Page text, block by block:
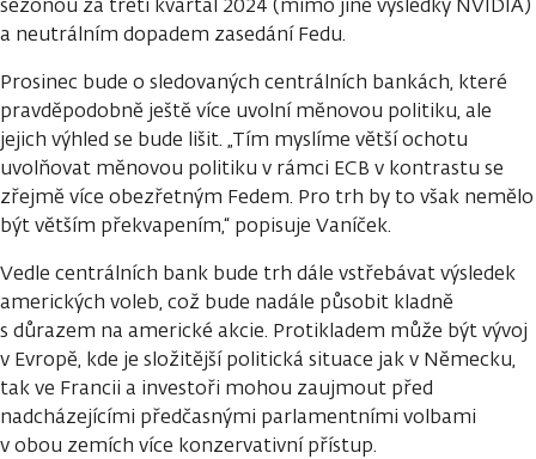
a neutrálním dopadem zasedání Fedu.
Prosinec bude o sledovaných centrálních bankách, které
pravděpodobně ještě více uvolní měnovou politiku, ale
jejich výhled se bude lišit. „Tím myslíme větší ochotu
uvolňovat měnovou politiku v rámci ECB v kontrastu se
zřejmě více obezřetným Fedem. Pro trh by to však nemělo
být větším překvapením,“ popisuje Vaníček.
Vedle centrálních bank bude trh dále vstřebávat výsledek
amerických voleb, což bude nadále působit kladně
s důrazem na americké akcie. Protikladem může být vývoj
v Evropě, kde je složitější politická situace jak v Německu,
tak ve Francii a investoři mohou zaujmout před
nadcházejícími předčasnými parlamentními volbami
v obou zemích více konzervativní přístup.